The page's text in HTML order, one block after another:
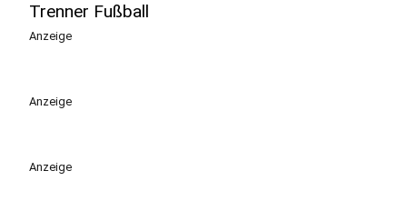
Trenner Fußball
Anzeige
Anzeige
Anzeige